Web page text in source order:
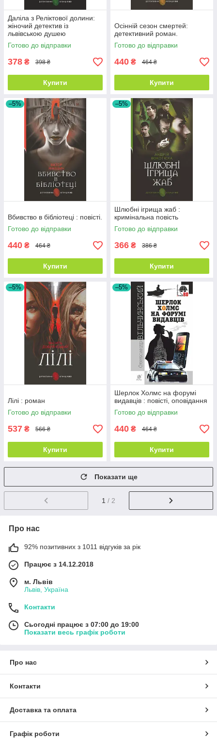
Даліла з Реліктової долини:
жіночий детектив із
львівською душею
Готово до відправки
378 ₴ 398 ₴
Купити
Осінній сезон смертей:
детективний роман.
Готово до відправки
440 ₴ 464 ₴
Купити
–5%
Вбивство в бібліотеці : повісті.
Готово до відправки
440 ₴ 464 ₴
Купити
–5%
Шлюбні ігрища жаб :
кримінальна повість
Готово до відправки
366 ₴ 386 ₴
Купити
–5%
Лілі : роман
Готово до відправки
537 ₴ 566 ₴
Купити
–5%
Шерлок Холмс на форумі
видавців : повісті, оповідання
Готово до відправки
440 ₴ 464 ₴
Купити
Показати ще
1 / 2
Про нас
92% позитивних з 1011 відгуків за рік
Працює з 14.12.2018
м. Львів
Львів, Україна
Контакти
Сьогодні працює з 07:00 до 19:00
Показати весь графік роботи
Про нас
Контакти
Доставка та оплата
Графік роботи